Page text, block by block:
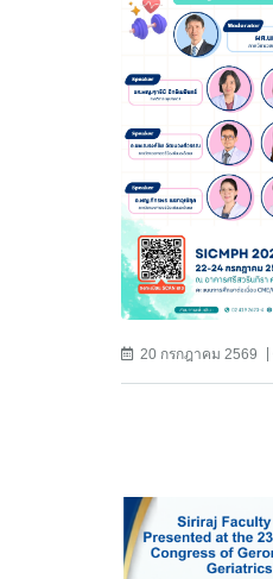
20 กรกฎาคม 2569